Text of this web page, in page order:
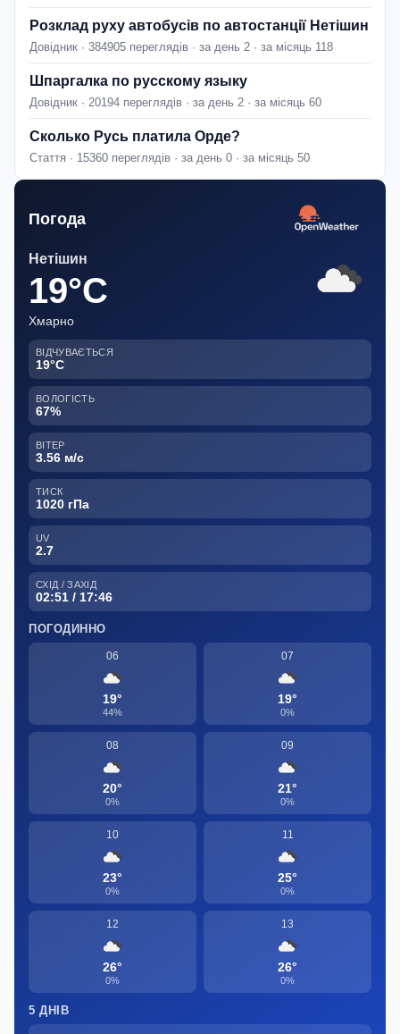
Розклад руху автобусів по автостанції Нетішин
Довідник · 384905 переглядів · за день 2 · за місяць 118
Шпаргалка по русскому языку
Довідник · 20194 переглядів · за день 2 · за місяць 60
Сколько Русь платила Орде?
Стаття · 15360 переглядів · за день 0 · за місяць 50
Погода
Нетішин
19°C
Хмарно
ВІДЧУВАЄТЬСЯ
19°C
ВОЛОГІСТЬ
67%
ВІТЕР
3.56 м/с
ТИСК
1020 гПа
UV
2.7
СХІД / ЗАХІД
02:51 / 17:46
ПОГОДИННО
06
19°
44%
07
19°
0%
08
20°
0%
09
21°
0%
10
23°
0%
11
25°
0%
12
26°
0%
13
26°
0%
5 ДНІВ